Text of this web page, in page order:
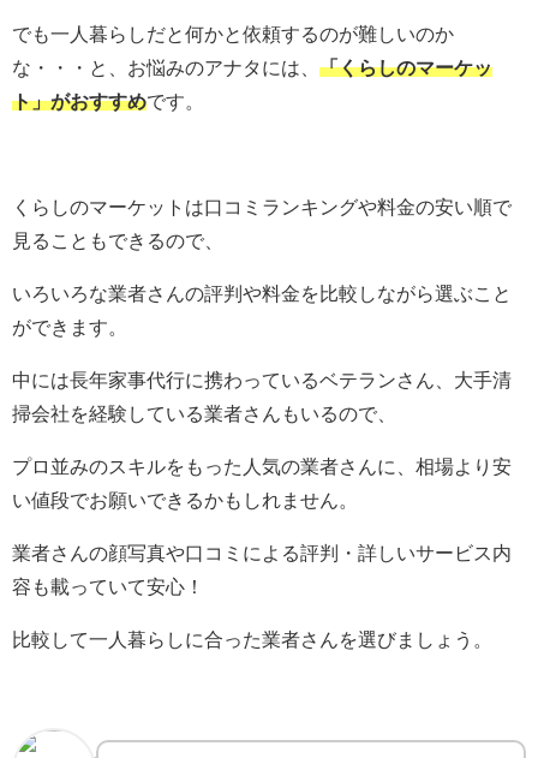
でも一人暮らしだと何かと依頼するのが難しいのか
な・・・と、お悩みのアナタには、 「くらしのマーケッ
ト」がおすすめです。
くらしのマーケットは口コミランキングや料金の安い順で
見ることもできるので、
いろいろな業者さんの評判や料金を比較しながら選ぶこと
ができます。
中には長年家事代行に携わっているベテランさん、大手清
掃会社を経験している業者さんもいるので、
プロ並みのスキルをもった人気の業者さんに、相場より安
い値段でお願いできるかもしれません。
業者さんの顔写真や口コミによる評判・詳しいサービス内
容も載っていて安心！
比較して一人暮らしに合った業者さんを選びましょう。